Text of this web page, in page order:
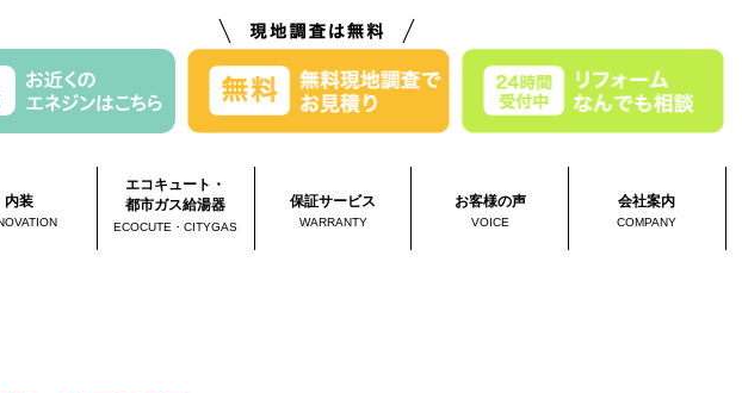
内装
エコキュート・
都市ガス給湯器
ECOCUTE・CITYGAS
保証サービス
WARRANTY
お客様の声
VOICE
会社案内
COMPANY